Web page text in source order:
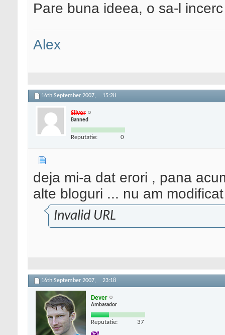
Pare buna ideea, o sa-l
Alex
16th September 2007, 15:28
Silver
Banned
Reputatie: 0
deja mi-a dat erori , pana
alte bloguri ... nu am
Invalid URL
16th September 2007, 23:18
Dever
Ambasador
Reputatie: 37